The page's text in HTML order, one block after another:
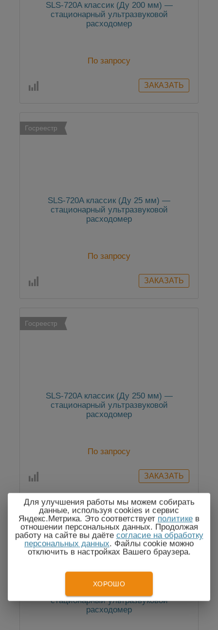
SLS-720A классик (Ду 200 мм) —
стационарный ультразвуковой
расходомер
По запросу
Госреестр
SLS-720A классик (Ду 25 мм) —
стационарный ультразвуковой
расходомер
По запросу
Госреестр
SLS-720A классик (Ду 250 мм) —
стационарный ультразвуковой
расходомер
По запросу
Госреестр
стационарный ультразвуковой
расходомер
Для улучшения работы мы можем собирать
данные, используя cookies и сервис
Яндекс.Метрика. Это соответствует политике в
отношении персональных данных. Продолжая
работу на сайте вы даёте согласие на обработку
персональных данных. Файлы cookie можно
отключить в настройках Вашего браузера.
ХОРОШО